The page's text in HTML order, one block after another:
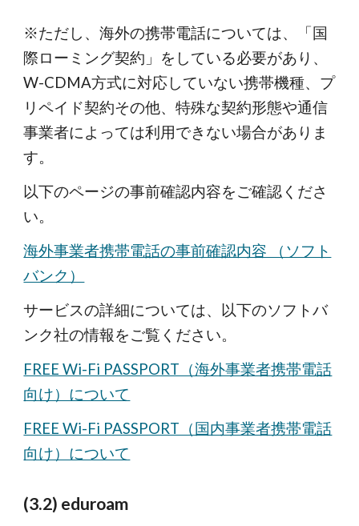
※ただし、海外の携帯電話については、「国
際ローミング契約」をしている必要があり、
W-CDMA方式に対応していない携帯機種、プ
リペイド契約その他、特殊な契約形態や通信
事業者によっては利用できない場合がありま
す。
以下のページの事前確認内容をご確認くださ
い。
海外事業者携帯電話の事前確認内容 （ソフト
バンク）
サービスの詳細については、以下のソフトバ
ンク社の情報をご覧ください。
FREE Wi-Fi PASSPORT（海外事業者携帯電話
向け）について
FREE Wi-Fi PASSPORT（国内事業者携帯電話
向け）について
(3.2) eduroam